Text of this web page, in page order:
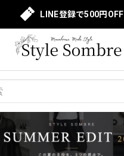
LINE登録で500円OFF